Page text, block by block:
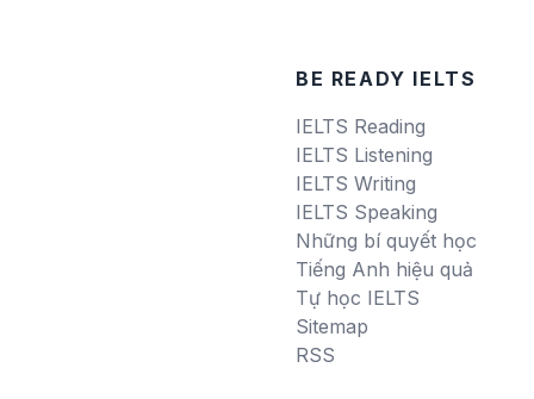
BE READY IELTS
IELTS Reading
IELTS Listening
IELTS Writing
IELTS Speaking
Những bí quyết học
Tiếng Anh hiệu quả
Tự học IELTS
Sitemap
RSS